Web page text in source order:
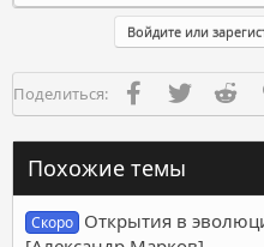
Войдите или
Поделиться: FacebookTwitter
Похожие темы
Скоро Открытия в